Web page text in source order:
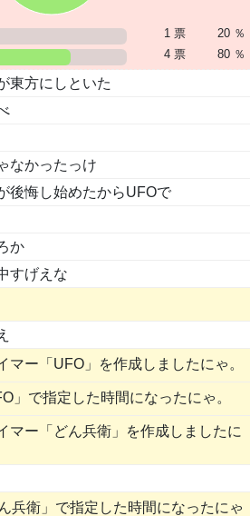
1 票 20 ％
4 票 80 ％
東方にしといた
なかったっけ
後悔し始めたからUFOで
か
すげえな
マー「UFO」を作成しましたにゃ。
」で指定した時間になったにゃ。
マー「どん兵衛」を作成しましたに
兵衛」で指定した時間になったにゃ